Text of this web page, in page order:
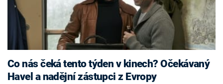
Co nás čeká tento týden v kinech? Očekávaný
Havel a nadějní zástupci z Evropy